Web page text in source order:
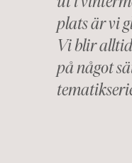
plats är vi
Vi blir
på något